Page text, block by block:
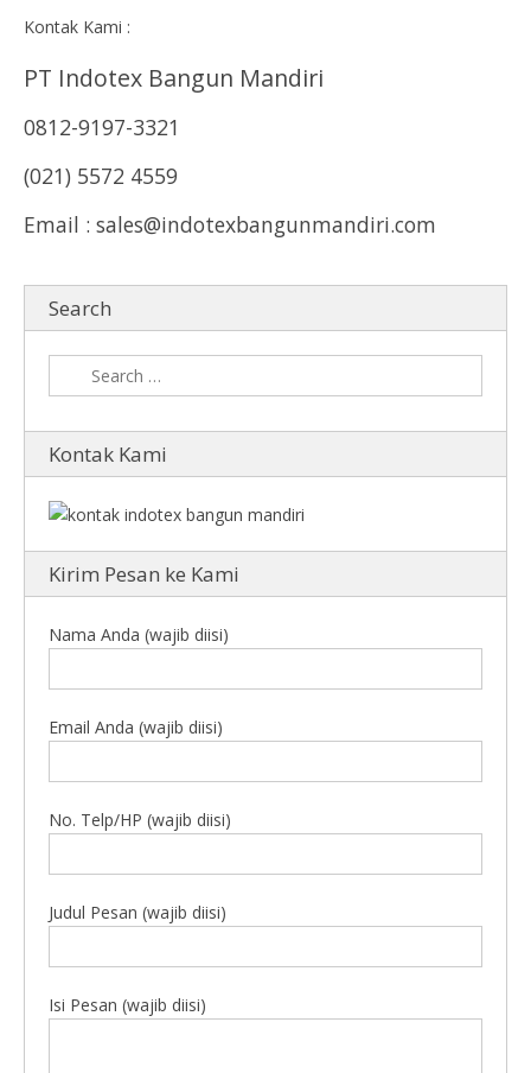
Kontak Kami :
PT Indotex Bangun Mandiri
0812-9197-3321
(021) 5572 4559
Email : sales@indotexbangunmandiri.com
Search
Kontak Kami
Kirim Pesan ke Kami
Nama Anda (wajib diisi)
Email Anda (wajib diisi)
No. Telp/HP (wajib diisi)
Judul Pesan (wajib diisi)
Isi Pesan (wajib diisi)